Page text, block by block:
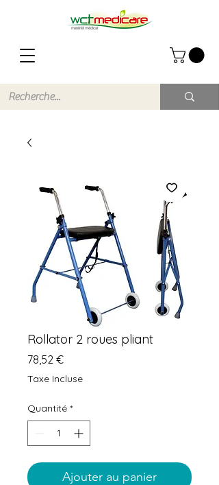
Rollator 2 roues pliant
78,52 €Prix
Taxe Incluse
Quantité *
Ajouter au panier